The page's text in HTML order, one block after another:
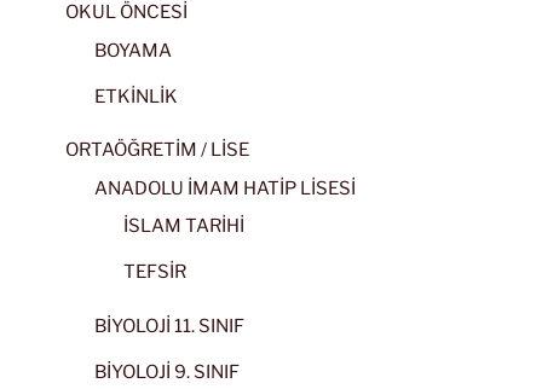
OKUL ÖNCESİ
BOYAMA
ETKİNLİK
ORTAÖĞRETİM / LİSE
ANADOLU İMAM HATİP LİSESİ
İSLAM TARİHİ
TEFSİR
BİYOLOJİ 11. SINIF
BİYOLOJİ 9. SINIF